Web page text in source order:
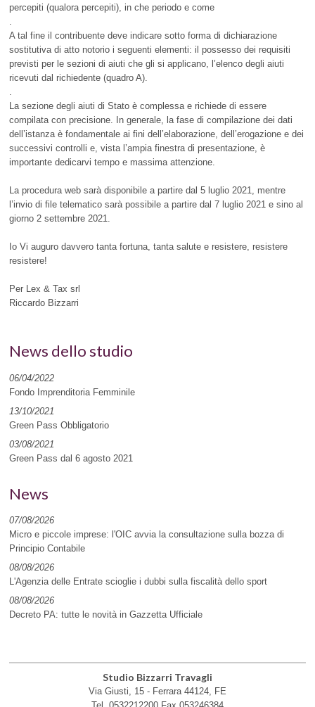
percepiti (qualora percepiti), in che periodo e come
.
A tal fine il contribuente deve indicare sotto forma di dichiarazione
sostitutiva di atto notorio i seguenti elementi: il possesso dei requisiti
previsti per le sezioni di aiuti che gli si applicano, l’elenco degli aiuti
ricevuti dal richiedente (quadro A).
.
La sezione degli aiuti di Stato è complessa e richiede di essere
compilata con precisione. In generale, la fase di compilazione dei dati
dell’istanza è fondamentale ai fini dell’elaborazione, dell’erogazione e dei
successivi controlli e, vista l’ampia finestra di presentazione, è
importante dedicarvi tempo e massima attenzione.
La procedura web sarà disponibile a partire dal 5 luglio 2021, mentre
l’invio di file telematico sarà possibile a partire dal 7 luglio 2021 e sino al
giorno 2 settembre 2021.
Io Vi auguro davvero tanta fortuna, tanta salute e resistere, resistere
resistere!
Per Lex & Tax srl
Riccardo Bizzarri
News dello studio
06/04/2022
Fondo Imprenditoria Femminile
13/10/2021
Green Pass Obbligatorio
03/08/2021
Green Pass dal 6 agosto 2021
News
07/08/2026
Micro e piccole imprese: l'OIC avvia la consultazione sulla bozza di
Principio Contabile
08/08/2026
L'Agenzia delle Entrate scioglie i dubbi sulla fiscalità dello sport
08/08/2026
Decreto PA: tutte le novità in Gazzetta Ufficiale
Studio Bizzarri Travagli
Via Giusti, 15 - Ferrara 44124, FE